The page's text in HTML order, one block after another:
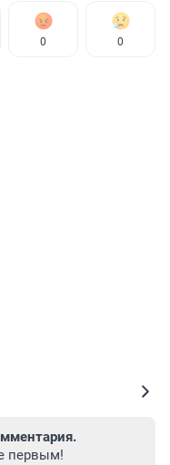
0 0
первым!